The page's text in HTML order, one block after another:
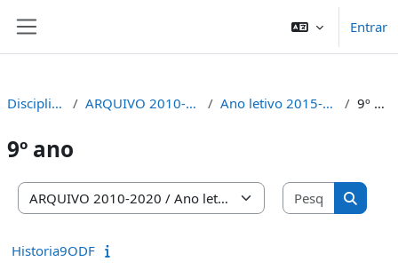
Entrar
Disciplinas ARQUIVO 2010-2020 Ano letivo 2015-2016 9º ano
9º ano
Categorias de disciplinas
Historia9ODF